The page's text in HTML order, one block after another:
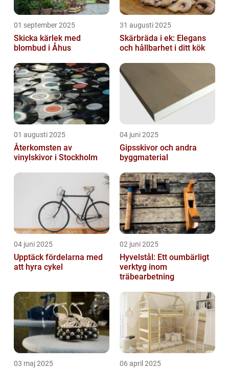
01 september 2025
Skicka kärlek med
blombud i Åhus
31 augusti 2025
Skärbräda i ek: Elegans
och hållbarhet i ditt kök
01 augusti 2025
Återkomsten av
vinylskivor i Stockholm
04 juni 2025
Gipsskivor och andra
byggmaterial
04 juni 2025
Upptäck fördelarna med
att hyra cykel
02 juni 2025
Hyvelstål: Ett oumbärligt
verktyg inom
träbearbetning
03 maj 2025 06 april 2025